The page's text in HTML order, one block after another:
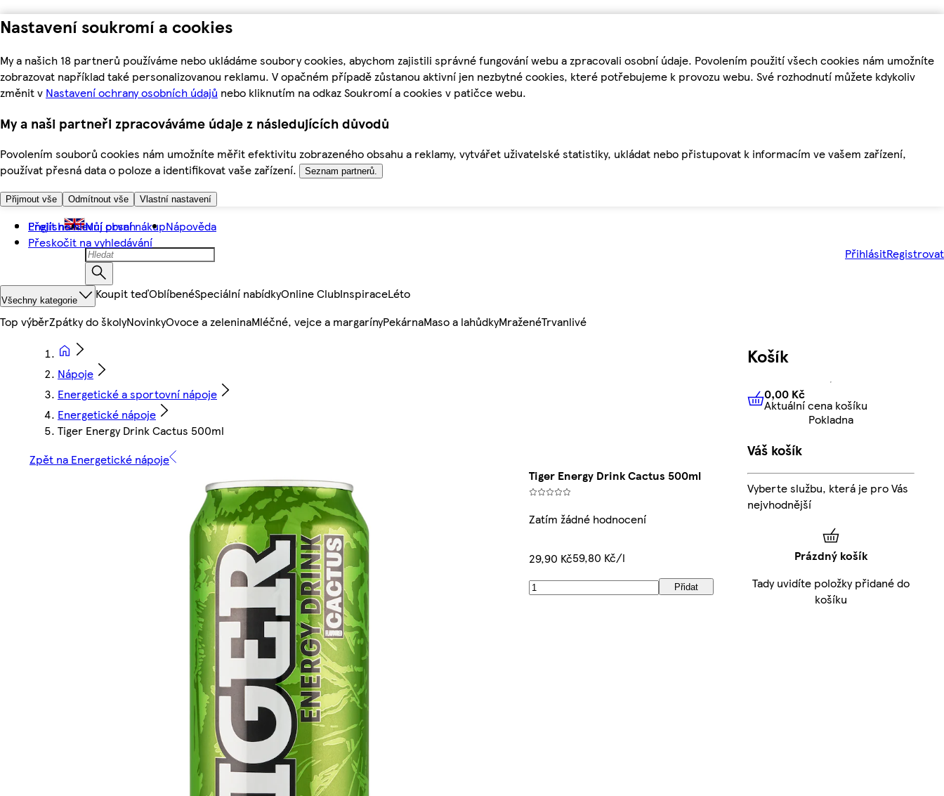
Nastavení soukromí a cookies
My a našich 18 partnerů používáme nebo ukládáme soubory cookies, abychom zajistili správné fungování webu a zpracovali osobní údaje. Povolením použití všech cookies nám umožníte
zobrazovat například také personalizovanou reklamu. V opačném případě zůstanou aktivní jen nezbytné cookies, které potřebujeme k provozu webu. Své rozhodnutí můžete kdykoliv
změnit v Nastavení ochrany osobních údajů nebo kliknutím na odkaz Soukromí a cookies v patičce webu.
My a naši partneři zpracováváme údaje z následujících důvodů
Povolením souborů cookies nám umožníte měřit efektivitu zobrazeného obsahu a reklamy, vytvářet uživatelské statistiky, ukládat nebo přistupovat k informacím ve vašem zařízení,
používat přesná data o poloze a identifikovat vaše zařízení.
Seznam partnerů.
Přijmout vše Odmítnout vše Vlastní nastavení
Přejít na hlavní obsah
Přeskočit na vyhledávání
English Můj první nákupNápověda
PřihlásitRegistrovat
Všechny kategorie Koupit teďOblíbenéSpeciální nabídkyOnline ClubInspiraceLéto
Top výběrZpátky do školyNovinkyOvoce a zeleninaMléčné, vejce a margarínyPekárnaMaso a lahůdkyMraženéTrvanlivé
Nápoje
Energetické a sportovní nápoje
Energetické nápoje
Tiger Energy Drink Cactus 500ml
Zpět na Energetické nápoje
Tiger Energy Drink Cactus 500ml
Zatím žádné hodnocení
29,90 Kč59,80 Kč/l
Přidat
Košík
0,00 KčAktuální cena košíku
0,00 Kč
Aktuální cena košíku
Pokladna
Váš košík
Vyberte službu, která je pro Vás
nejvhodnější
Prázdný košík
Tady uvidíte položky přidané do
košíku